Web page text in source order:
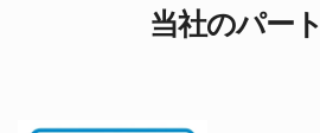
当社のパー